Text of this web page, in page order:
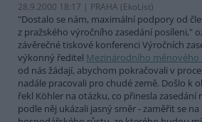
28.9.2000 18:17 | PRAHA (EkoList)
"Dostalo se nám, maximální podpory od
z pražského výročního zasedání posíleni,"
závěrečné tiskové konferenci Výročních
výkonný ředitel Mezinárodního měnového
od nás žádají, abychom pokračovali v
nadále pracovali pro chudé země. Došlo k
řekl Köhler na otázku, co přinesla zasedání
podle něj ukázali jasný směr - zaměřit se